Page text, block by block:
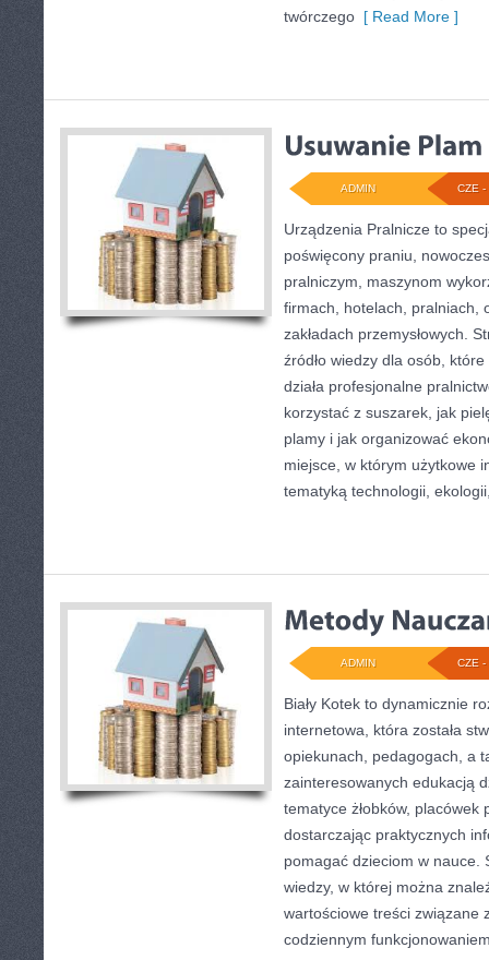
twórczego [ Read More ]
CZE -
ADMIN
Urządzenia Pralnicze to
poświęcony praniu,
pralniczym, maszynom
firmach, hotelach, pralniach,
zakładach przemysłowych.
źródło wiedzy dla osób,
działa profesjonalne
korzystać z suszarek, jak
plamy i jak organizować
miejsce, w którym użytkowe
tematyką technologii,
CZE -
ADMIN
Biały Kotek to dynamicznie
internetowa, która została
opiekunach, pedagogach, a
zainteresowanych edukacją
tematyce żłobków, placówek
dostarczając praktycznych
pomagać dzieciom w nauce.
wiedzy, w której można
wartościowe treści związane
codziennym